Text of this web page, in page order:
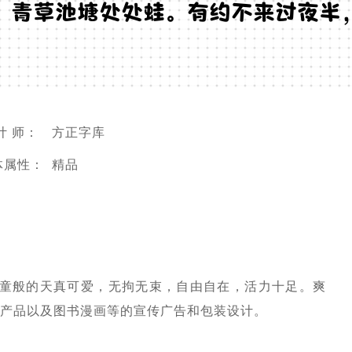
青草池塘处处蛙。有约不来过夜半
师： 方正字库
性： 精品
般的天真可爱，无拘无束，自由自在，活力十足。爽
品以及图书漫画等的宣传广告和包装设计。